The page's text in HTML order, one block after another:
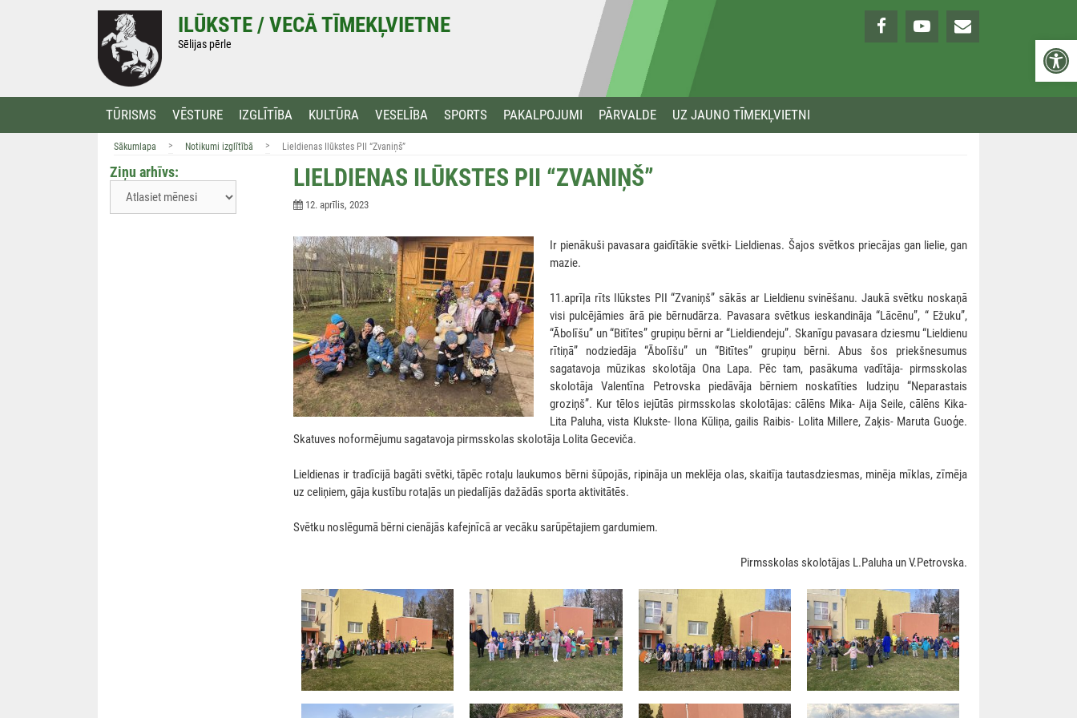
ILŪKSTE / VECĀ TĪMEKĻVIETNE
Sēlijas pērle
TŪRISMS VĒSTURE IZGLĪTĪBA KULTŪRA VESELĪBA SPORTS PAKALPOJUMI PĀRVALDE UZ JAUNO TĪMEKĻVIETNI
Sākumlapa > Notikumi izglītībā > Lieldienas Ilūkstes PII “Zvaniņš”
LIELDIENAS ILŪKSTES PII “ZVANIŅŠ”
12. aprīlis, 2023
Ir pienākuši pavasara gaidītākie svētki- Lieldienas. Šajos svētkos priecājas gan lielie, gan
mazie.
11.aprīļa rīts Ilūkstes PII “Zvaniņš” sākās ar Lieldienu svinēšanu. Jaukā svētku noskaņā
visi pulcējāmies ārā pie bērnudārza. Pavasara svētkus ieskandināja “Lācēnu”, “ Ežuku”,
“Ābolīšu” un “Bitītes” grupiņu bērni ar “Lieldiendeju”. Skanīgu pavasara dziesmu “Lieldienu
rītiņā” nodziedāja “Ābolīšu” un “Bitītes” grupiņu bērni. Abus šos priekšnesumus
sagatavoja mūzikas skolotāja Ona Lapa. Pēc tam, pasākuma vadītāja- pirmsskolas
skolotāja Valentīna Petrovska piedāvāja bērniem noskatīties ludziņu “Neparastais
groziņš”. Kur tēlos iejūtās pirmsskolas skolotājas: cālēns Mika- Aija Seile, cālēns Kika-
Lita Paluha, vista Klukste- Ilona Kūliņa, gailis Raibis- Lolita Millere, Zaķis- Maruta Guoģe.
Skatuves noformējumu sagatavoja pirmsskolas skolotāja Lolita Geceviča.
Lieldienas ir tradīcijā bagāti svētki, tāpēc rotaļu laukumos bērni šūpojās, ripināja un meklēja olas, skaitīja tautasdziesmas, minēja mīklas, zīmēja
uz celiņiem, gāja kustību rotaļās un piedalījās dažādās sporta aktivitātēs.
Svētku noslēgumā bērni cienājās kafejnīcā ar vecāku sarūpētajiem gardumiem.
Pirmsskolas skolotājas L.Paluha un V.Petrovska.
Ziņu arhīvs: